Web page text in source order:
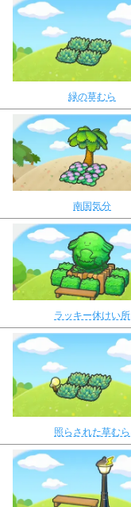
緑の草むら
南国気分
ラッキー休けい所
照らされた草むら